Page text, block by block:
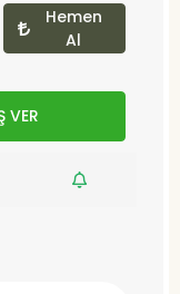
Hemen
Al
VER